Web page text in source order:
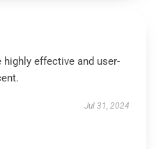
effective and user-
Jul 31, 2024